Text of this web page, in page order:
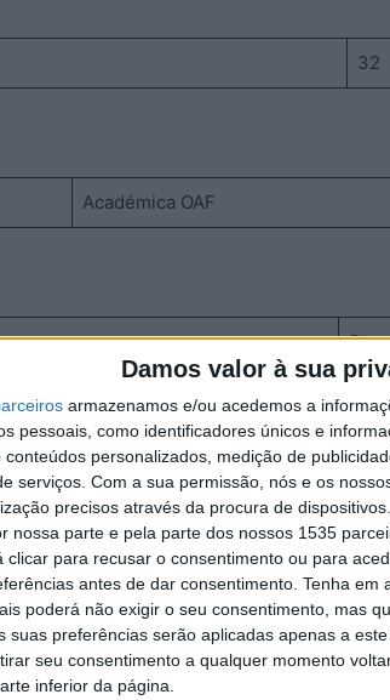
Damos valor à sua
armazenamos e/ou acedemos a
pessoais, como identificadores únicos e
conteúdos personalizados, medição de
serviços. Com a sua permissão, nós e os
precisos através da procura de
nossa parte e pela parte dos nossos 1535
clicar para recusar o consentimento ou para
antes de dar consentimento. Tenha em
poderá não exigir o seu consentimento, mas
suas preferências serão aplicadas apenas a
seu consentimento a qualquer momento
inferior da página.
32
Académica OAF
5
Jornada
ADR Retaxo
12
Jornada